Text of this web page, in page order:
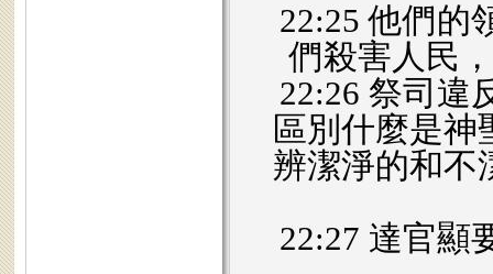
22:25 他們的
們殺害人民
22:26 祭司違
區別什麼是神
辨潔淨的和不
22:27 達官顯